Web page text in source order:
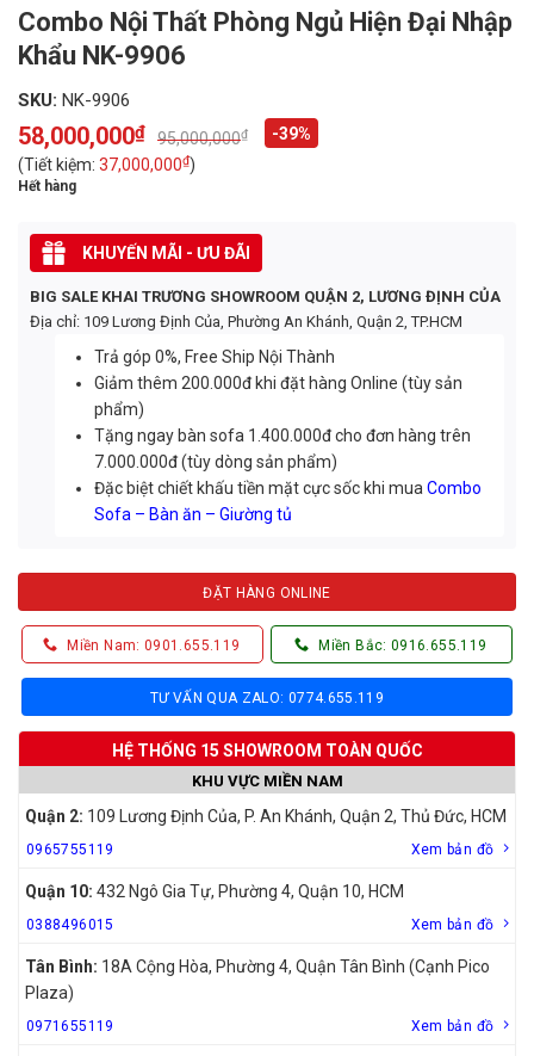
Combo Nội Thất Phòng Ngủ Hiện Đại Nhập
Khẩu NK-9906
SKU: NK-9906
95,000,000₫
Original
price
was:
95,000,000₫.
58,000,000₫
Current
price
is:
58,000,000₫.
-39%
(Tiết kiệm: 37,000,000₫)
Hết hàng
KHUYẾN MÃI - ƯU ĐÃI
BIG SALE KHAI TRƯƠNG SHOWROOM QUẬN 2, LƯƠNG ĐỊNH CỦA
Địa chỉ: 109 Lương Định Của, Phường An Khánh, Quận 2, TP.HCM
Trả góp 0%, Free Ship Nội Thành
Giảm thêm 200.000đ khi đặt hàng Online (tùy sản
phẩm)
Tặng ngay bàn sofa 1.400.000đ cho đơn hàng trên
7.000.000đ (tùy dòng sản phẩm)
Đặc biệt chiết khấu tiền mặt cực sốc khi muaCombo
Sofa – Bàn ăn – Giường tủ
ĐẶT HÀNG ONLINE
Miền Nam: 0901.655.119 Miền Bắc: 0916.655.119
TƯ VẤN QUA ZALO: 0774.655.119
HỆ THỐNG 15 SHOWROOM TOÀN QUỐC
KHU VỰC MIỀN NAM
Quận 2: 109 Lương Định Của, P. An Khánh, Quận 2, Thủ Đức, HCM
0965755119 Xem bản đồ
Quận 10: 432 Ngô Gia Tự, Phường 4, Quận 10, HCM
0388496015 Xem bản đồ
Tân Bình: 18A Cộng Hòa, Phường 4, Quận Tân Bình (Cạnh Pico
Plaza)
0971655119 Xem bản đồ